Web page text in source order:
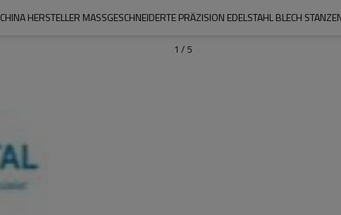
CHINA HERSTELLER MASSGESCHNEIDERTE PRÄZISION EDELSTAHL BLECH STANZEN
1 / 5